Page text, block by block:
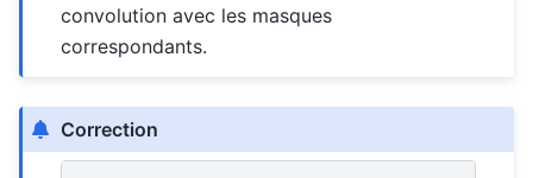
convolution avec les masques
correspondants.
Correction